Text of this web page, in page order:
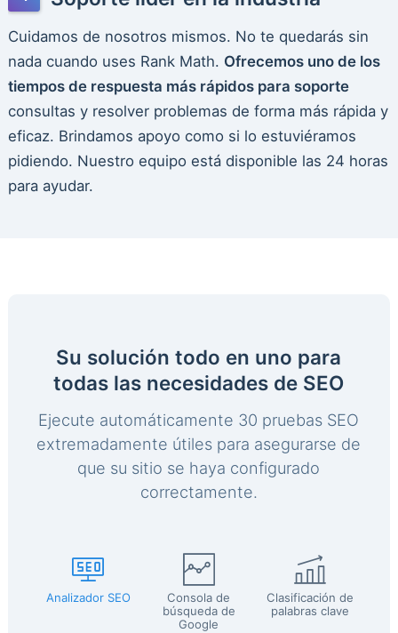
Cuidamos de nosotros mismos. No te quedarás sin
nada cuando uses Rank Math. Ofrecemos uno de los
tiempos de respuesta más rápidos para soporte
consultas y resolver problemas de forma más rápida y
eficaz. Brindamos apoyo como si lo estuviéramos
pidiendo. Nuestro equipo está disponible las 24 horas
para ayudar.
Su solución todo en uno para
todas las necesidades de SEO
Ejecute automáticamente 30 pruebas SEO
extremadamente útiles para asegurarse de
que su sitio se haya configurado
correctamente.
Analizador SEO
Consola de
búsqueda de
Google
Clasificación de
palabras clave